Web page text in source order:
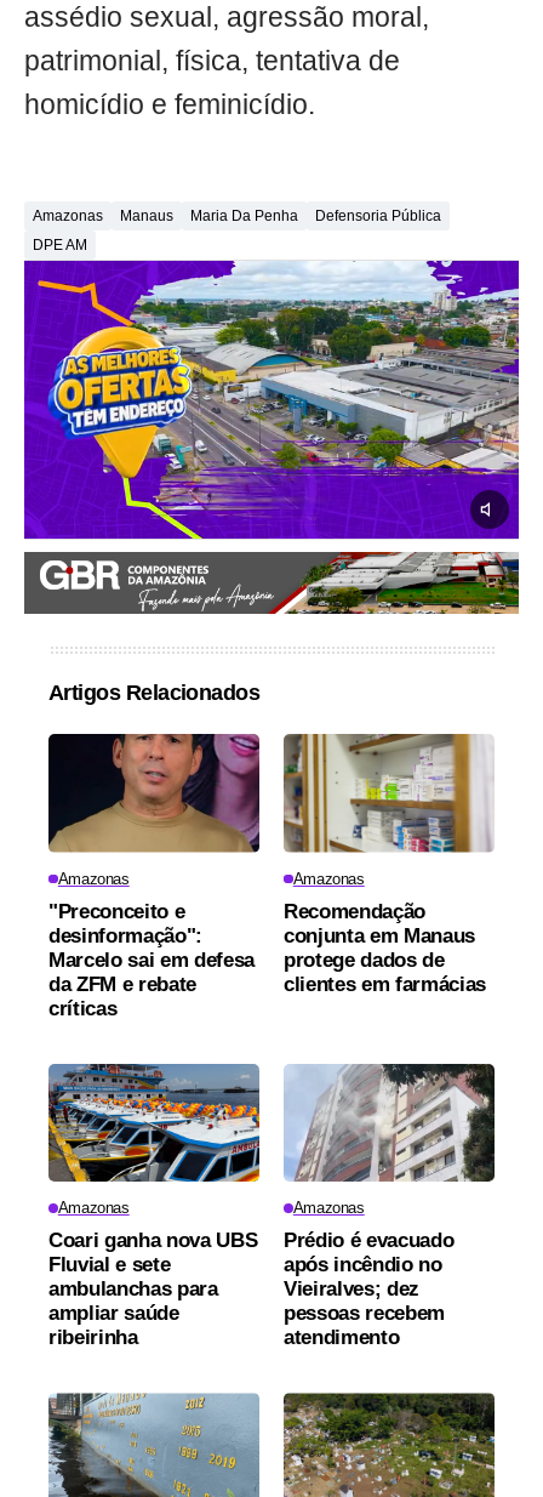
assédio sexual, agressão moral,
patrimonial, física, tentativa de
homicídio e feminicídio.
Amazonas Manaus Maria Da Penha
Defensoria Pública
DPE AM
Artigos Relacionados
Amazonas
"Preconceito e
desinformação":
Marcelo sai em defesa
da ZFM e rebate
críticas
Amazonas
Recomendação
conjunta em Manaus
protege dados de
clientes em farmácias
Amazonas
Coari ganha nova UBS
Fluvial e sete
ambulanchas para
ampliar saúde
ribeirinha
Amazonas
Prédio é evacuado
após incêndio no
Vieiralves; dez
pessoas recebem
atendimento